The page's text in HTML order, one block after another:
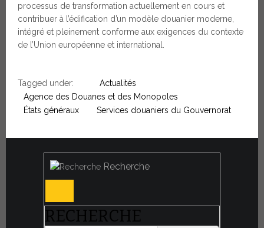
processus de transformation actuellement en cours et
contribuer à l’édification d’un modèle douanier moderne,
intégré et pleinement conforme aux exigences du contexte
de l’Union européenne et international.
Tagged under:
Actualités
Agence des Douanes et des Monopoles
États généraux
Services douaniers du Gouvernorat
Recherche
RECHERCHE